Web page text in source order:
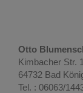
Otto
Kimbacher Str.
64732 Bad
Tel. : 06063/